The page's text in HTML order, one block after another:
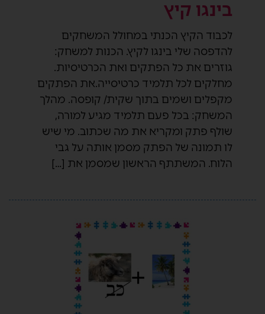
בינגו קיץ
לכבוד הקיץ הכנתי במחולל המשחקים
להדפסה שלי בינגו לקיץ. הכנות למשחק:
גוזרים את כל הפתקים ואת הכרטיסיות.
מחלקים לכל תלמיד כרטיסייה.את הפתקים
מקפלים ושמים בתוך שקית/ קופסה. מהלך
המשחק: בכל פעם תלמיד מגיע למורה,
שולף פתק ומקריא את מה שכתוב. מי שיש
לו תמונה של הפתק מסמן אותה על גבי
הלוח. המשתתף הראשון שמסמן את […]